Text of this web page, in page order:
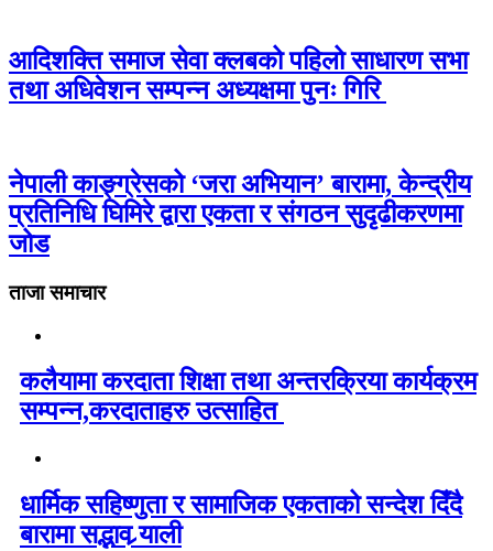
आदिशक्ति समाज सेवा क्लबको पहिलो साधारण सभा
तथा अधिवेशन सम्पन्न अध्यक्षमा पुनः गिरि
नेपाली काङ्ग्रेसको ‘जरा अभियान’ बारामा, केन्द्रीय
प्रतिनिधि घिमिरे द्वारा एकता र संगठन सुदृढीकरणमा
जोड
ताजा समाचार
कलैयामा करदाता शिक्षा तथा अन्तरक्रिया कार्यक्रम
सम्पन्न,करदाताहरु उत्साहित
धार्मिक सहिष्णुता र सामाजिक एकताको सन्देश दिँदै
बारामा सद्भाव र्‍याली